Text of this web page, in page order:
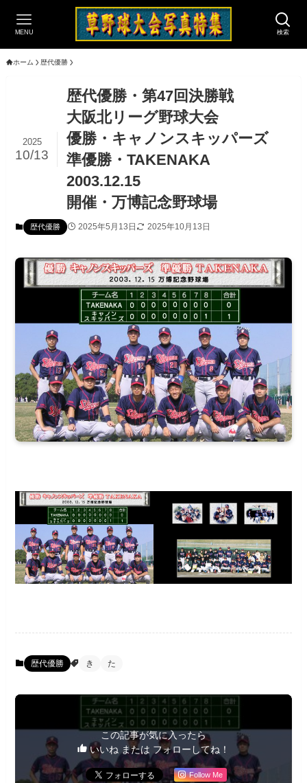
検索
MENU
ホーム 歴代優勝
歴代優勝・第47回決勝戦
大阪北リーグ野球大会
優勝・キャノンスキッパーズ
準優勝・TAKENAKA
2003.12.15
開催・万博記念野球場
2025
10/13
歴代優勝 2025年5月13日 2025年10月13日
歴代優勝 き た
この記事が気に入ったら
いいね または フォローしてね！
Follow Me